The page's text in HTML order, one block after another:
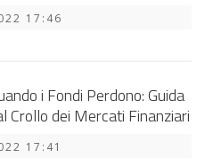
17:46
i Fondi Perdono: Guida
Crollo dei Mercati Finanziari
17:41